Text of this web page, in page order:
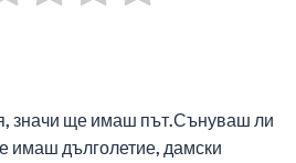
значи ще имаш път.Сънуваш ли
имаш дълголетие, дамски